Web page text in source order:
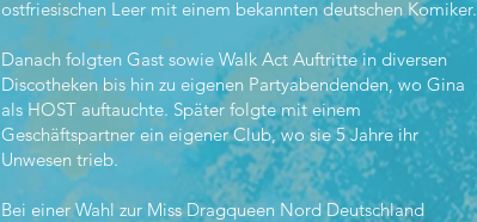
ostfriesischen Leer mit einem bekannten deutschen Komiker.
Danach folgten Gast sowie Walk Act Auftritte in diversen
Discotheken bis hin zu eigenen Partyabendenden, wo Gina
als HOST auftauchte. Später folgte mit einem
Geschäftspartner ein eigener Club, wo sie 5 Jahre ihr
Unwesen trieb.
Bei einer Wahl zur Miss Dragqueen Nord Deutschland